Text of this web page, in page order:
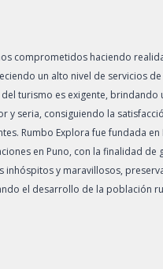
comprometidos haciendo
un alto nivel de servicios
turismo es exigente, brindando
y seria, consiguiendo la
Rumbo Explora fue fundada en
en Puno, con la finalidad de
inhóspitos y maravillosos,
el desarrollo de la población